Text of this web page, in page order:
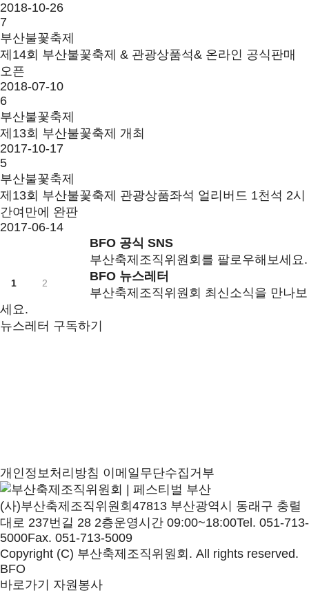
2018-10-26
7
부산불꽃축제
제14회 부산불꽃축제 & 관광상품석& 온라인 공식판매
오픈
2018-07-10
6
부산불꽃축제
제13회 부산불꽃축제 개최
2017-10-17
5
부산불꽃축제
제13회 부산불꽃축제 관광상품좌석 얼리버드 1천석 2시
간여만에 완판
2017-06-14
1 2
BFO 공식 SNS
부산축제조직위원회를 팔로우해보세요.
BFO 뉴스레터
부산축제조직위원회 최신소식을 만나보
세요.
뉴스레터 구독하기
개인정보처리방침 이메일무단수집거부
(사)부산축제조직위원회 47813 부산광역시 동래구 충렬
대로 237번길 28 2층운영시간 09:00~18:00Tel. 051-713-
5000Fax. 051-713-5009
Copyright (C) 부산축제조직위원회. All rights reserved.
BFO
바로가기
자원봉사